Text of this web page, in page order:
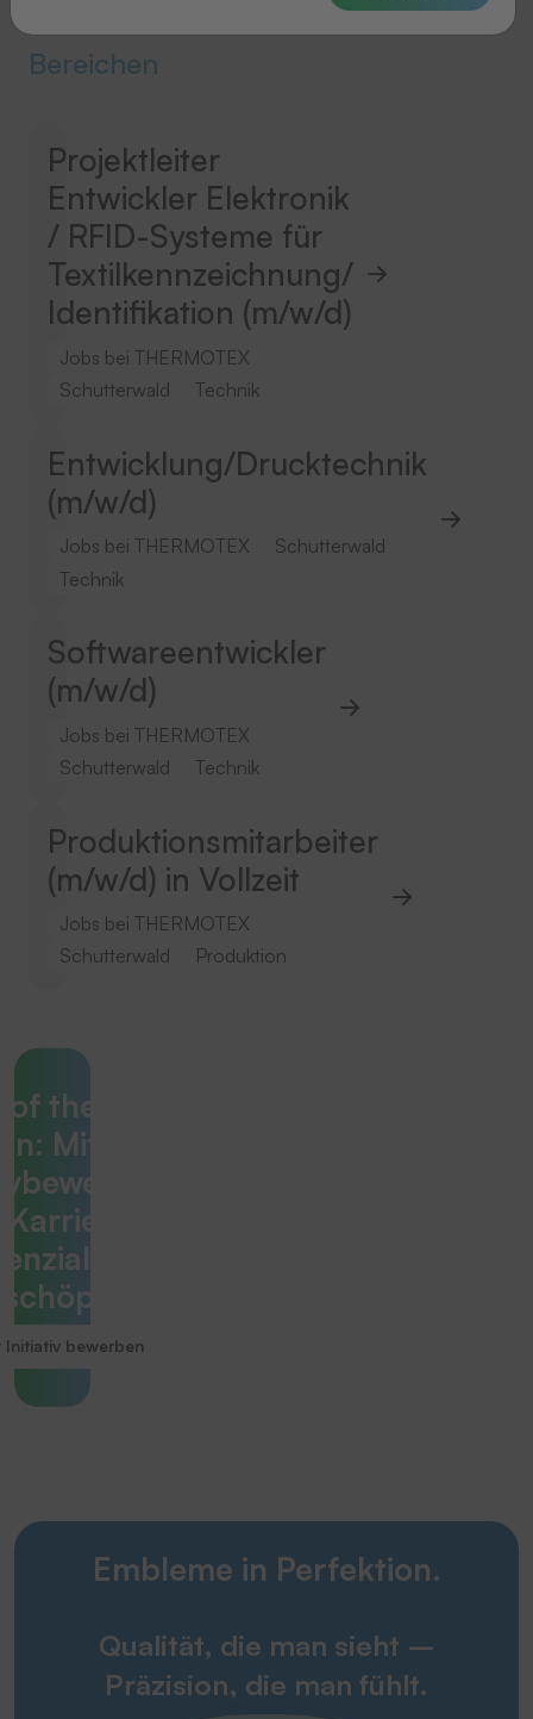
Bereichen
Projektleiter
Entwickler Elektronik
/ RFID-Systeme für
Textilkennzeichnung/
Identifikation (m/w/d)
Jobs bei THERMOTEX
Schutterwald
Technik
Entwicklung/Drucktechnik
(m/w/d)
Jobs bei THERMOTEX
Schutterwald
Technik
Softwareentwickler
(m/w/d)
Jobs bei THERMOTEX
Schutterwald
Technik
Produktionsmitarbeiter
(m/w/d) in Vollzeit
Jobs bei THERMOTEX
Schutterwald
Produktion
the box
Mit einer
voll
Initiativ bewerben
Embleme in Perfektion.
Qualität, die man sieht –
Präzision, die man fühlt.